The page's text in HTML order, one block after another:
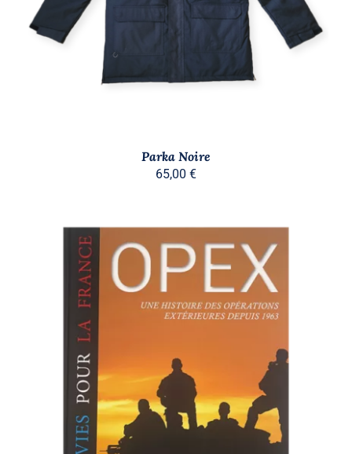
PLUSIEURS
VARIATIONS.
LES
OPTIONS
PEUVENT
Parka Noire
65,00 €
AJOUTER AU PANIER
DÉTAILS